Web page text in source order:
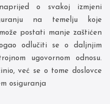
o svakoj izmjeni
na temelju koje
postati manje zaštićen
odlučiti se o daljnjim
ugovornom odnosu.
već se o tome doslovce
osiguranja